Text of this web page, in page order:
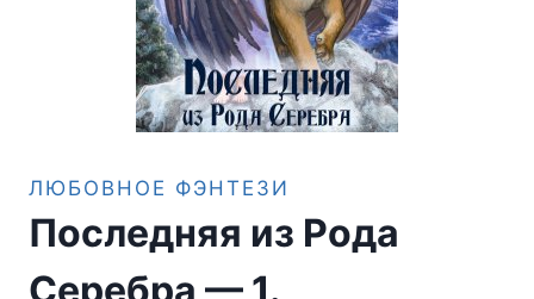
ЛЮБОВНОЕ ФЭНТЕЗИ
Последняя из Рода